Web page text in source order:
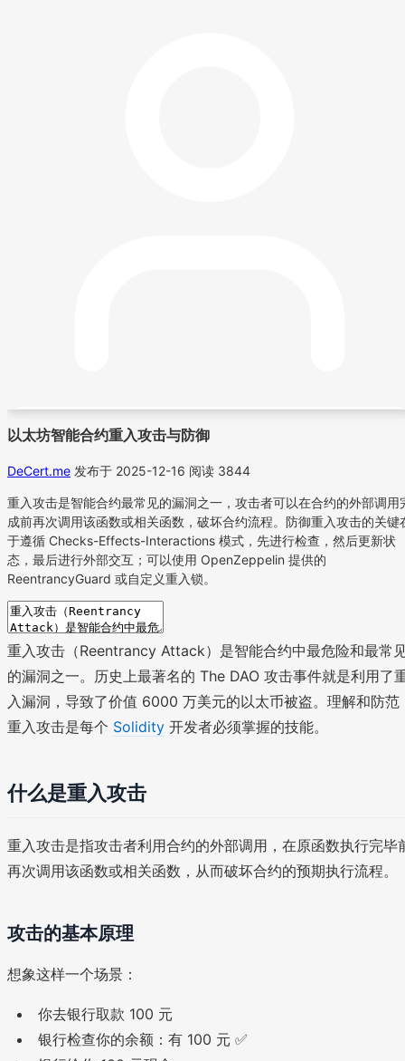
以太坊智能合约重入攻击与防御
DeCert.me 发布于 2025-12-16 阅读 3844
重入攻击是智能合约最常见的漏洞之一，攻击者可以在合约的外部调用
成前再次调用该函数或相关函数，破坏合约流程。防御重入攻击的关键
于遵循 Checks-Effects-Interactions 模式，先进行检查，然后更新状
态，最后进行外部交互；可以使用 OpenZeppelin 提供的
ReentrancyGuard 或自定义重入锁。
重入攻击（Reentrancy Attack）是智能合约中最危险和最常
的漏洞之一。历史上最著名的 The DAO 攻击事件就是利用了
入漏洞，导致了价值 6000 万美元的以太币被盗。理解和防范
重入攻击是每个 Solidity 开发者必须掌握的技能。
什么是重入攻击
重入攻击是指攻击者利用合约的外部调用，在原函数执行完毕
再次调用该函数或相关函数，从而破坏合约的预期执行流程。
攻击的基本原理
想象这样一个场景：
你去银行取款 100 元
银行检查你的余额：有 100 元 ✅